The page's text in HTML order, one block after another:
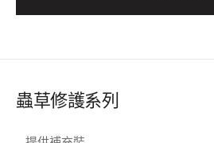
蟲草修護系列